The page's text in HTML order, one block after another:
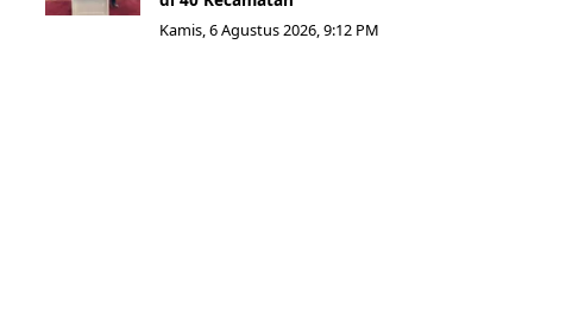
Kamis, 6 Agustus 2026, 9:12 PM